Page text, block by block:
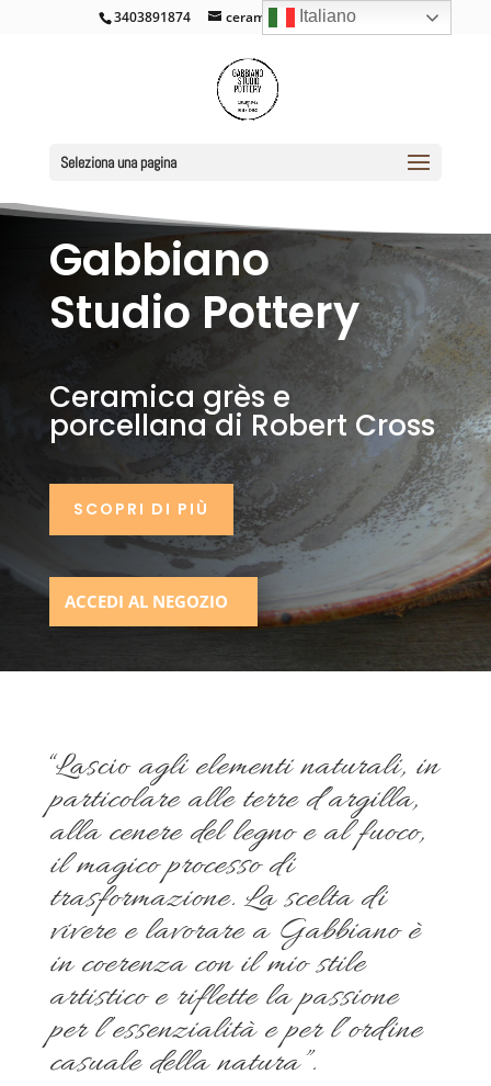
3403891874 ceramicacross@gmail.com
Seleziona una pagina
Gabbiano
Studio Pottery
Ceramica grès e
porcellana di Robert Cross
SCOPRI DI PIÙ
ACCEDI AL NEGOZIO
“Lascioagli elementi naturali, in
particolare alle terre d’argilla,
alla cenere del legno e al fuoco,
il magico processo di
trasformazione. La scelta di
vivere e lavorare a Gabbiano è
in coerenza con il mio stile
artistico e riflette la passione
per l’essenzialità e per l’ordine
casuale della natura”.
Italiano